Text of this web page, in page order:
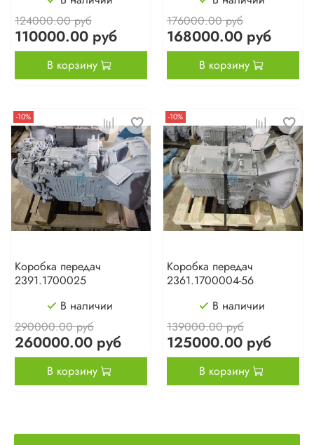
124000.00 руб
110000.00 руб
В корзину
176000.00 руб
168000.00 руб
В корзину
-10%
Коробка передач
2391.1700025
В наличии
290000.00 руб
260000.00 руб
В корзину
-10%
Коробка передач
2361.1700004-56
В наличии
139000.00 руб
125000.00 руб
В корзину